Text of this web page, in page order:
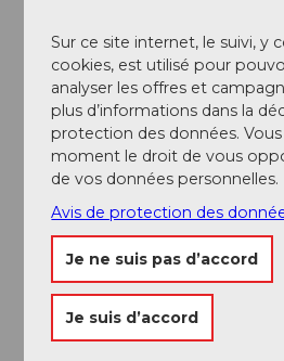
commun plutôt que la voiture :
profitez et faites aussi quelque
l'environnement.
Transports en commun
La station Rigi Kulm est
crémaillère depuis Vitznau ou
horaires.
Auteur(e)
Schwyzer Wanderwege
Sur ce site internet, le suivi, y
cookies, est utilisé pour
analyser les offres et
plus d’informations dans la
protection des données.
moment le droit de vous
de vos données personnelles.
Avis de protection des
Je ne suis pas d’accord
Je suis d’accord